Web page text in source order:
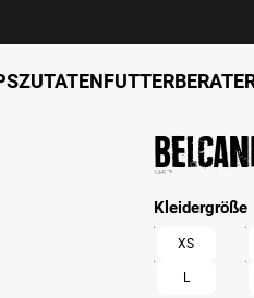
ZUTATEN
Kleidergröße
XS
L